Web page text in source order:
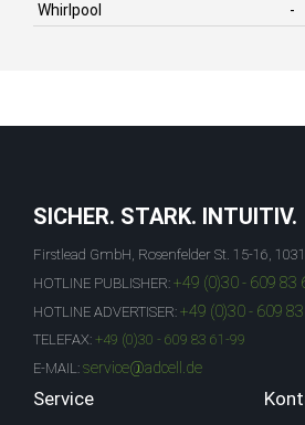
Whirlpool
-
SICHER. STARK. INTUITIV.
Firstlead GmbH, Rosenfelder St. 15-16,
HOTLINE PUBLISHER: +49 (0)30 - 609 83
HOTLINE ADVERTISER: +49 (0)30 - 609
TELEFAX: +49 (0)30 - 609 83 61-99
E-MAIL: service@adcell.de
Service